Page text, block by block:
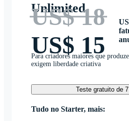
Unlimited
US$ 18
US$ 15
Para criadores maiores que
exigem liberdade criativa
Teste gratuito de
Tudo no Starter, mais: